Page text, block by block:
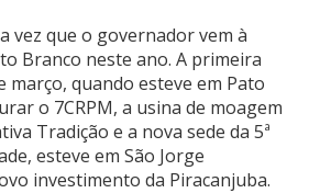
vez que o governador vem à
Branco neste ano. A primeira
março, quando esteve em Pato
o 7CRPM, a usina de moagem
Tradição e a nova sede da 5ª
esteve em São Jorge
investimento da Piracanjuba.